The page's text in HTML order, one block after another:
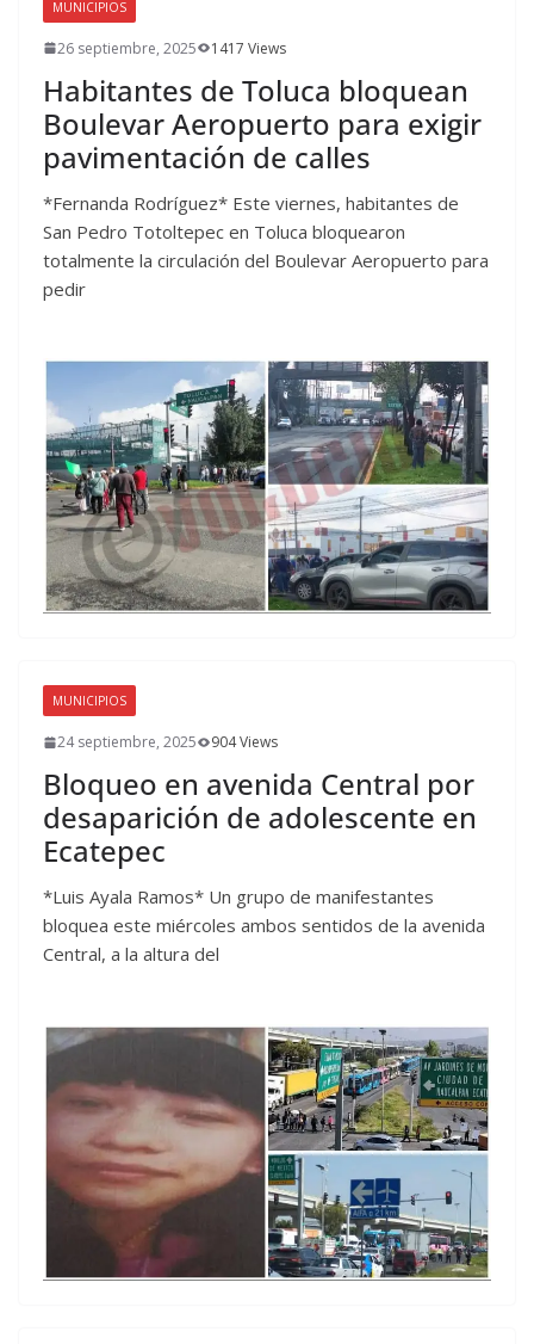
MUNICIPIOS
26 septiembre, 2025 1417 Views
Habitantes de Toluca bloquean
Boulevar Aeropuerto para exigir
pavimentación de calles
*Fernanda Rodríguez* Este viernes, habitantes de
San Pedro Totoltepec en Toluca bloquearon
totalmente la circulación del Boulevar Aeropuerto para
pedir
MUNICIPIOS
24 septiembre, 2025 904 Views
Bloqueo en avenida Central por
desaparición de adolescente en
Ecatepec
*Luis Ayala Ramos* Un grupo de manifestantes
bloquea este miércoles ambos sentidos de la avenida
Central, a la altura del